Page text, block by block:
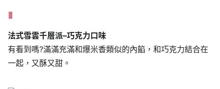
法式雪雲千層派–巧克力口味
有看到嗎?滿滿充滿和爆米香類似的內餡，和巧克力結合在
一起，又酥又甜。